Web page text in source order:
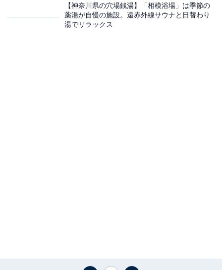
【神奈川県の穴場銭湯】「相模浴場」は季節の
薬湯が自慢の施設。遠赤外線サウナと日替わり
湯でリラックス